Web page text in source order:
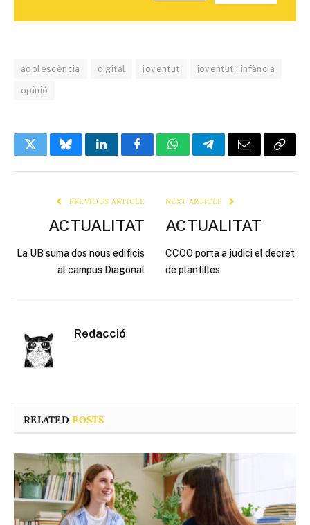
adolescència digital joventut joventut i infància
opinió
TwitterBlueskyLinkedInFacebookWhatsAppTelegramEmail Copy
PREVIOUS ARTICLE
ACTUALITAT
La UB suma dos nous edificis
al campus Diagonal
NEXT ARTICLE
ACTUALITAT
CCOO porta a judici el decret
de plantilles
Redacció
RELATEDPOSTS